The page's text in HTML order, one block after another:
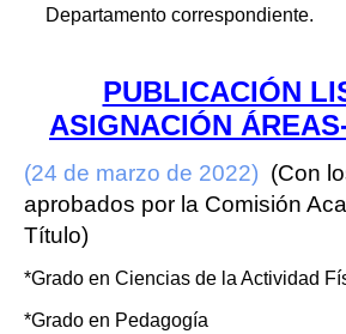
Departamento correspondiente.
PUBLICACIÓN
ASIGNACIÓN
(24 de marzo de 2022) (Con
aprobados por la Comisión
Título)
*Grado en Ciencias de la Actividad
*Grado en Pedagogía